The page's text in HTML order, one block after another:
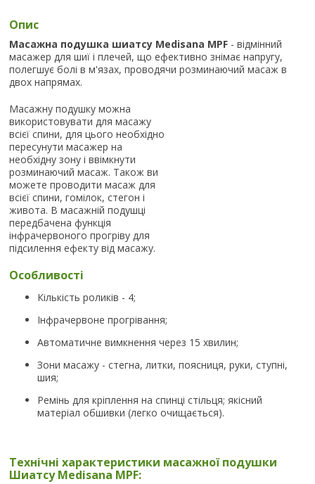
Опис
Масажна подушка шиатсу Medisana MPF - відмінний
масажер для шиї і плечей, що ефективно знімає напругу,
полегшує болі в м'язах, проводячи розминаючий масаж в
двох напрямах.
Масажну подушку можна
використовувати для масажу
всієї спини, для цього необхідно
пересунути масажер на
необхідну зону і ввімкнути
розминаючий масаж. Також ви
можете проводити масаж для
всієї спини, гомілок, стегон і
живота. В масажній подушці
передбачена функція
інфрачервоного прогріву для
підсилення ефекту від масажу.
Особливості
Кількість роликів - 4;
Інфрачервоне прогрівання;
Автоматичне вимкнення через 15 хвилин;
Зони масажу - стегна, литки, поясниця, руки, ступні,
шия;
Ремінь для кріплення на спинці стільця; якісний
матеріал обшивки (легко очищається).
Технічні характеристики масажної подушки
Шиатсу Medisana MPF: